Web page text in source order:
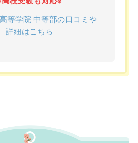
等学院 中等部の口コミや
詳細はこちら